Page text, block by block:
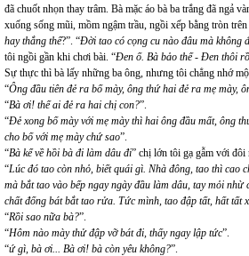
đã chuốt nhọn thay trâm. Bà mặc áo bà ba trắng đã ngả
xuống sống mũi, mồm ngậm trầu, ngồi xếp bằng tròn
hay thắng thế?”. “Đời tao có cọng cu nào đâu mà không
tôi ngồi gần khi chơi bài. “Đen ố. Bà bảo thế - Đen thôi
Sự thực thì bà lấy những ba ông, nhưng tôi chẳng nhớ
“Ông đầu tiên đẻ ra bố mày, ông thứ hai đẻ ra mẹ mày,
“Bà ơi! thế ai đẻ ra hai chị con?”.
“Đẻ xong bố mày với mẹ mày thì hai ông đầu mất, ông
cho bố với mẹ mày chứ sao”.
“Bà kể về hồi bà đi làm dâu đi” chị lớn tôi gạ gẫm với đôi
“Lúc đó tao còn nhỏ, biết quái gì. Nhà đông, tao thì cao
mà bắt tao vào bếp ngay ngày đầu làm dâu, tay mỏi
chất đống bát bắt tao rửa. Tức mình, tao đập tất, hất tất
“Rồi sao nữa bà?”.
“Hôm nào mày thử đập vỡ bát đi, thấy ngay lập tức”.
“ứ gì, bà ơi... Bà ơi! bà còn yêu không?”.